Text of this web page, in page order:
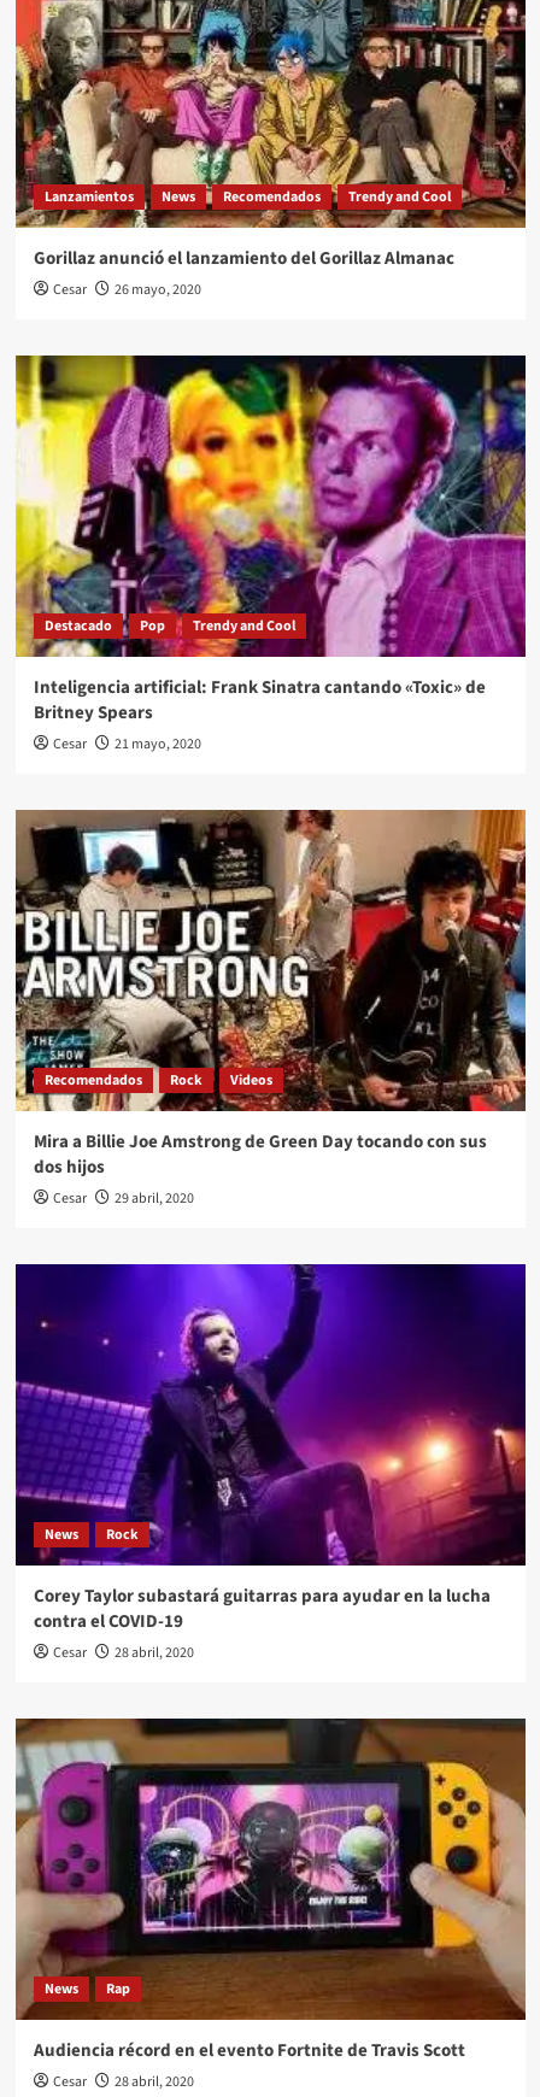
Lanzamientos News Recomendados Trendy and Cool
Gorillaz anunció el lanzamiento del Gorillaz Almanac
Cesar 26 mayo, 2020
Destacado Pop Trendy and Cool
Inteligencia artificial: Frank Sinatra cantando «Toxic» de
Britney Spears
Cesar 21 mayo, 2020
Recomendados Rock Videos
Mira a Billie Joe Amstrong de Green Day tocando con sus
dos hijos
Cesar 29 abril, 2020
News Rock
Corey Taylor subastará guitarras para ayudar en la lucha
contra el COVID-19
Cesar 28 abril, 2020
News Rap
Audiencia récord en el evento Fortnite de Travis Scott
Cesar 28 abril, 2020